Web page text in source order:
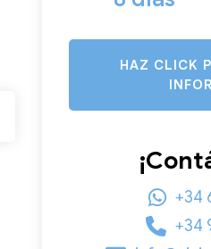
HAZ CLICK
+34
+34